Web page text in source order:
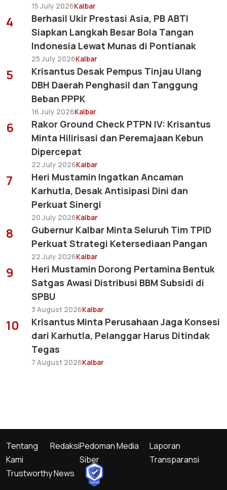
15 July 2026Kalbar
4
Berhasil Ukir Prestasi Asia, PB ABTI
Siapkan Langkah Besar Bola Tangan
Indonesia Lewat Munas di Pontianak
25 July 2026Kalbar
5
Krisantus Desak Pempus Tinjau Ulang
DBH Daerah Penghasil dan Tanggung
Beban PPPK
16 July 2026Kalbar
6
Rakor Ground Check PTPN IV: Krisantus
Minta Hilirisasi dan Peremajaan Kebun
Dipercepat
22 July 2026Kalbar
7
Heri Mustamin Ingatkan Ancaman
Karhutla, Desak Antisipasi Dini dan
Perkuat Sinergi
20 July 2026Kalbar
8
Gubernur Kalbar Minta Seluruh Tim TPID
Perkuat Strategi Ketersediaan Pangan
22 July 2026Kalbar
9
Heri Mustamin Dorong Pertamina Bentuk
Satgas Awasi Distribusi BBM Subsidi di
SPBU
3 August 2026Kalbar
10
Krisantus Minta Perusahaan Jaga Konsesi
dari Karhutla, Pelanggar Harus Ditindak
Tegas
7 August 2026Kalbar
Trustworthy News
Tentang
Kami
RedaksiPedoman Media
Siber
Laporan
Transparansi